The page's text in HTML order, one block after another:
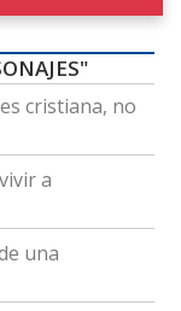
cristiana, no
a
una